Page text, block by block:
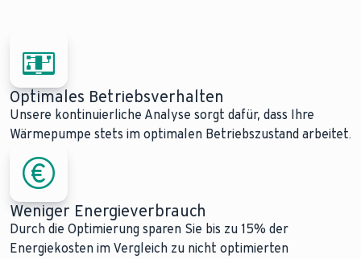
Optimales Betriebsverhalten
Unsere kontinuierliche Analyse sorgt dafür, dass Ihre
Wärmepumpe stets im optimalen Betriebszustand arbeitet.
Weniger Energieverbrauch
Durch die Optimierung sparen Sie bis zu 15% der
Energiekosten im Vergleich zu nicht optimierten